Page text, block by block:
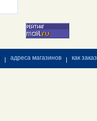
адреса магазинов как